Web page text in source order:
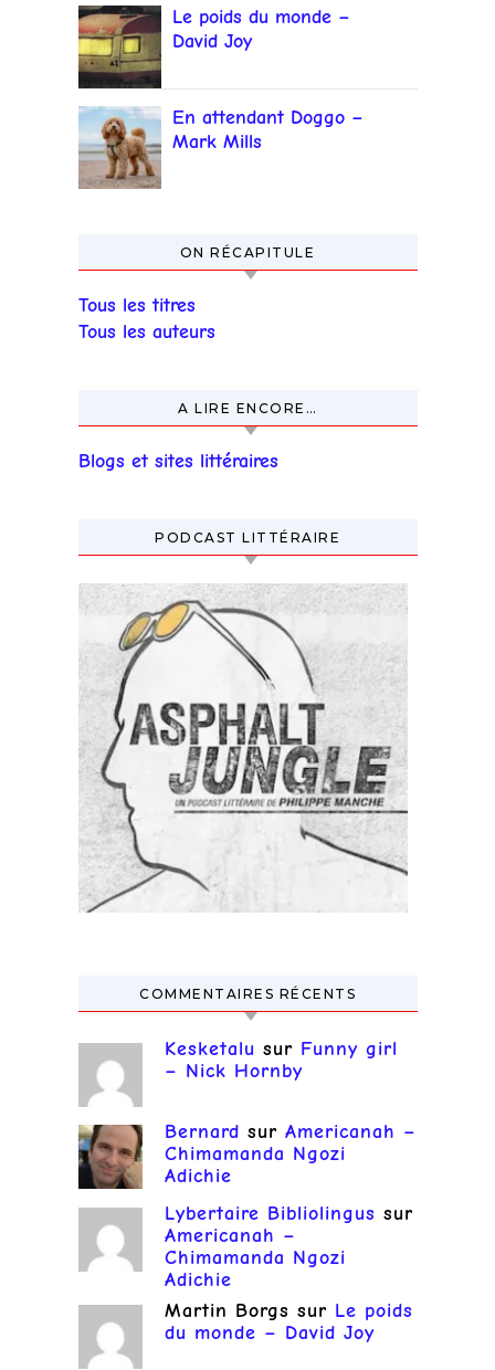
Le poids du monde –
David Joy
En attendant Doggo –
Mark Mills
ON RÉCAPITULE
Tous les titres
Tous les auteurs
A LIRE ENCORE…
Blogs et sites littéraires
PODCAST LITTÉRAIRE
COMMENTAIRES RÉCENTS
Kesketalu sur Funny girl
– Nick Hornby
Bernard sur Americanah –
Chimamanda Ngozi
Adichie
Lybertaire Bibliolingus sur
Americanah –
Chimamanda Ngozi
Adichie
Martin Borgs sur Le poids
du monde – David Joy